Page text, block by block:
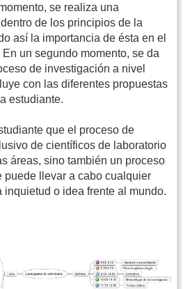
se realiza una
de los principios de la
así la importancia de ésta en el
un segundo momento, se da
de investigación a nivel
con las diferentes propuestas
estudiante.
que el proceso de
de científicos de laboratorio
áreas, sino también un proceso
puede llevar a cabo cualquier
o idea frente al mundo.